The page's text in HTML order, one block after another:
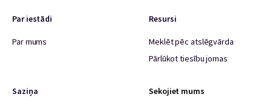
Par iestādi
Par mums
Resursi
Meklēt pēc atslēgvārda
Pārlūkot tiesību jomas
Saziņa Sekojiet mums